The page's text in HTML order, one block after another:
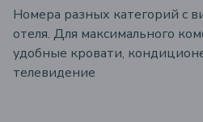
Номера разных категорий с
отеля. Для максимального
удобные кровати,
телевидение